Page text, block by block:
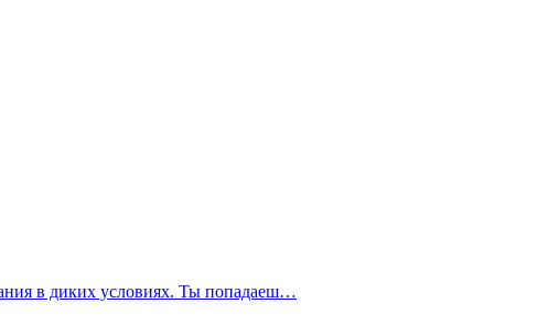
в диких условиях. Ты попадаеш…